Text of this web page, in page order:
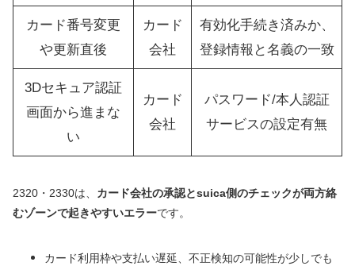
カード番号変更
や更新直後
カード
会社
有効化手続き済みか、
登録情報と名義の一致
3Dセキュア認証
画面から進まな
い
カード
会社
パスワード/本人認証
サービスの設定有無
2320・2330は、 カード会社の承認とsuica側のチェックが両方絡
むゾーンで起きやすいエラーです。
カード利用枠や支払い遅延、不正検知の可能性が少しでも